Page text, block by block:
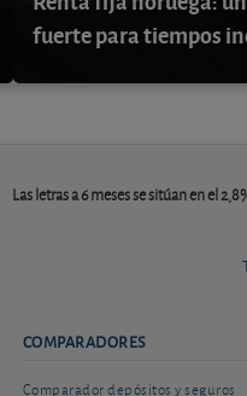
fuerte para tiempos
Las letras a 6 meses se sitúan en el
COMPARADORES
Comparador depósitos y seguros